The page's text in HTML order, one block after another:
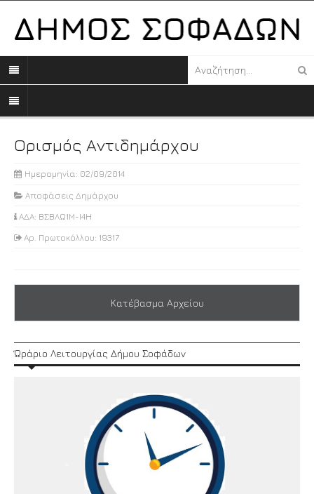
Ορισμός Αντιδημάρχου
Ημερομηνία: 02/09/2014
Αποφάσεις Δημάρχου
ΑΔΑ: ΒΣΒΛΩ1Μ-Ι4Η
Αρ. Πρωτοκόλλου: 19317
Κατέβασμα Αρχείου
Ώράριο Λειτουργίας Δήμου Σοφάδων